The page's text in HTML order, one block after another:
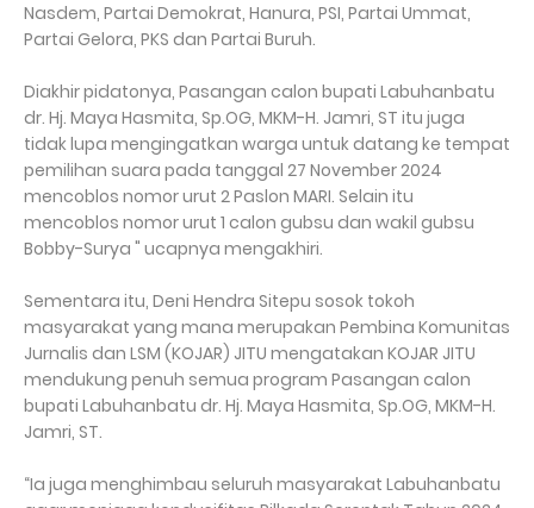
Nasdem, Partai Demokrat, Hanura, PSI, Partai Ummat,
Partai Gelora, PKS dan Partai Buruh.
Diakhir pidatonya, Pasangan calon bupati Labuhanbatu
dr. Hj. Maya Hasmita, Sp.OG, MKM-H. Jamri, ST itu juga
tidak lupa mengingatkan warga untuk datang ke tempat
pemilihan suara pada tanggal 27 November 2024
mencoblos nomor urut 2 Paslon MARI. Selain itu
mencoblos nomor urut 1 calon gubsu dan wakil gubsu
Bobby-Surya " ucapnya mengakhiri.
Sementara itu, Deni Hendra Sitepu sosok tokoh
masyarakat yang mana merupakan Pembina Komunitas
Jurnalis dan LSM (KOJAR) JITU mengatakan KOJAR JITU
mendukung penuh semua program Pasangan calon
bupati Labuhanbatu dr. Hj. Maya Hasmita, Sp.OG, MKM-H.
Jamri, ST.
“Ia juga menghimbau seluruh masyarakat Labuhanbatu